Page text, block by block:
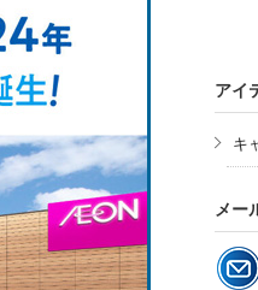
アイ
キ
メー